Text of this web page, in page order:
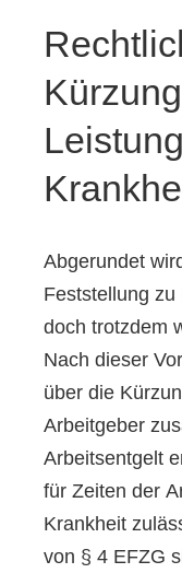
Abgerundet
Feststellung
doch trotzdem
Nach dieser
über die
Arbeitgeber
Arbeitsentgelt
für Zeiten der
Krankheit
von § 4 EFZG